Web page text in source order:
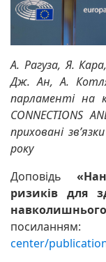
А. Рагуза, Я.
Дж. Ан, А.
парламенті на
CONNECTIONS
приховані
року
Доповідь
ризиків для
посиланням:
center/